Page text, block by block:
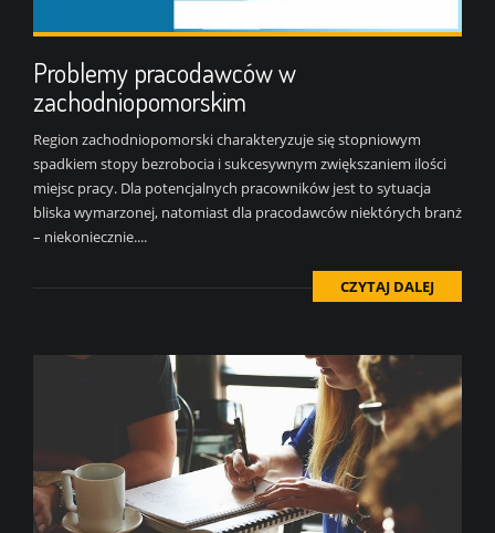
Problemy pracodawców w
zachodniopomorskim
Region zachodniopomorski charakteryzuje się stopniowym
spadkiem stopy bezrobocia i sukcesywnym zwiększaniem ilości
miejsc pracy. Dla potencjalnych pracowników jest to sytuacja
bliska wymarzonej, natomiast dla pracodawców niektórych branż
– niekoniecznie....
CZYTAJ DALEJ